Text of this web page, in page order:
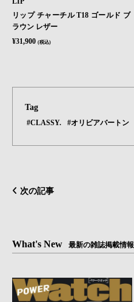
リップ チャーチル T18 ゴールド ブ
ラウン レザー
¥31,900 (税込)
Tag
#CLASSY. #オリビアバートン
次の記事
What's New 最新の雑誌掲載情報